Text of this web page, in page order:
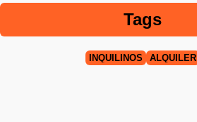
Tags
INQUILINOS ALQUILER